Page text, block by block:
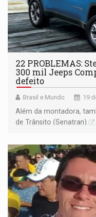
22 PROBLEMAS:
300 mil Jeeps
defeito
Brasil e Mundo 19
Além da montadora,
de Trânsito (Senatran)